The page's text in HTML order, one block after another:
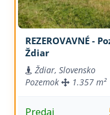
REZEROVAVNÉ -
Ždiar
Ždiar, Slovensko
Pozemok
1.357 m²
Predaj